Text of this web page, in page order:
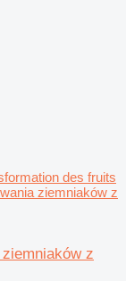
des fruits
ziemniaków z
z